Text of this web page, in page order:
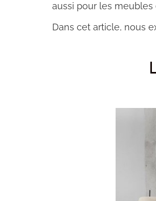
aussi pour les
Dans cet article, nous